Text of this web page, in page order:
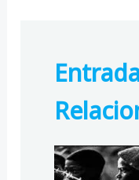
o
o
k
a
m
s
A
p
p